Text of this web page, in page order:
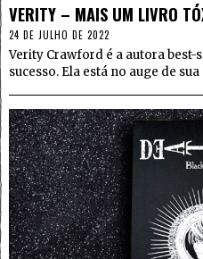
VERITY – MAIS UM LIVRO
24 DE JULHO DE 2022
Verity Crawford é a autora best-
sucesso. Ela está no auge de